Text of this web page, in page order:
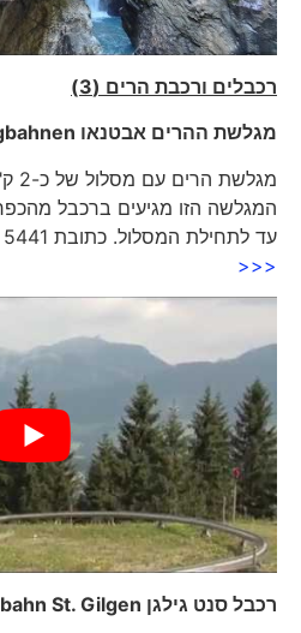
רכבלים ורכבת הרים (3)
מגלשת ההרים אבטנאו
מגלשת
המגלשה הזו מגיעים ברכבל מהכפר
עד לתחילת המסלול. כתובת 5441 Abtenau.
<<<
רכבל סנט גילגןSt. Gilgen